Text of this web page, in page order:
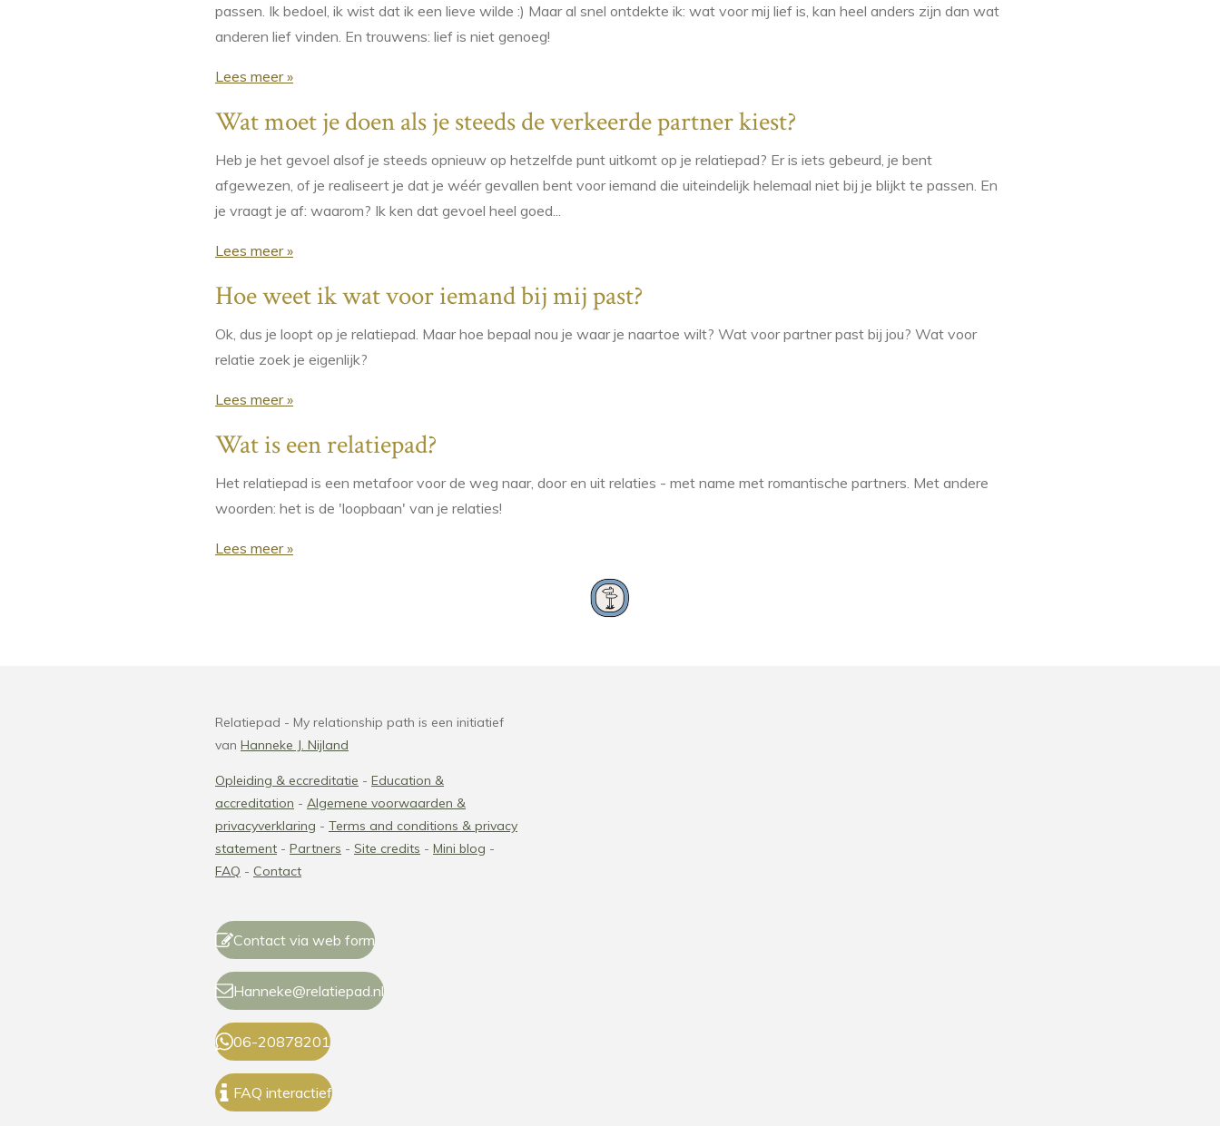
passen. Ik bedoel, ik wist dat ik een lieve wilde :) Maar al snel ontdekte ik: wat voor mij lief is, kan heel anders zijn dan wat
anderen lief vinden. En trouwens: lief is niet genoeg!
Lees meer »
Wat moet je doen als je steeds de verkeerde partner kiest?
Heb je het gevoel alsof je steeds opnieuw op hetzelfde punt uitkomt op je relatiepad? Er is iets gebeurd, je bent
afgewezen, of je realiseert je dat je wéér gevallen bent voor iemand die uiteindelijk helemaal niet bij je blijkt te passen. En
je vraagt je af: waarom? Ik ken dat gevoel heel goed...
Lees meer »
Hoe weet ik wat voor iemand bij mij past?
Ok, dus je loopt op je relatiepad. Maar hoe bepaal nou je waar je naartoe wilt? Wat voor partner past bij jou? Wat voor
relatie zoek je eigenlijk?
Lees meer »
Wat is een relatiepad?
Het relatiepad is een metafoor voor de weg naar, door en uit relaties - met name met romantische partners. Met andere
woorden: het is de 'loopbaan' van je relaties!
Lees meer »
Relatiepad - My relationship path is een initiatief
van Hanneke J. Nijland
Opleiding & eccreditatie - Education &
accreditation - Algemene voorwaarden &
privacyverklaring - Terms and conditions & privacy
statement - Partners - Site credits - Mini blog -
FAQ - Contact
Contact via web form
Hanneke@relatiepad.nl
06-20878201
FAQ interactief